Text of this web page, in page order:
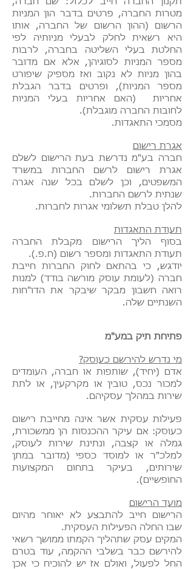
מטרות החברה, פרטים בדבר הון המניות
הרשום (ההון הרשום של החברה, אותו
היא רשאית לחלק לבעלי מניותיה לפי
החלטת בעלי השליטה בחברה, לרבות
מספר המניות לסוגיהן, אלא אם מדובר
בהון מניות לא נקוב ואז מספיק שיפורט
מספר המניות), ופרטים בדבר הגבלת
אחריות (האם אחריות בעלי המניות
לחובות החברה מוגבלת).
מסמכי התאגדות.
אגרת רישום
חברה בע"מ נדרשת בעת הרישום לשלם
אגרת רישום לרשם החברות במשרד
המשפטים, וכן לשלם בכל שנה אגרה
שנתית לרשם החברות.
להלן טבלת תשלומי אגרות לחברות.
תעודת התאגדות
בסוף הליך הרישום מקבלת החברה
תעודת התאגדות ומספר רשום (ח.פ.).
יודגש, כי בהתאם לחוק החברות חייבת
חברה (לעומת עוסק מורשה בודד) למנות
רואה חשבון מבקר שיבקר את הדו"חות
השנתיים שלה.
פתיחת תיק במע"מ
מי נדרש להירשם כעוסק?
אדם (יחיד), שותפות או חברה, העומדים
למכור נכס, טובין או מקרקעין, או לתת
שירות במהלך עסקיהם.
פעילות עסקית אשר אינה מחייבת רישום
כעוסק: אם עיקר ההכנסות הן ממשכורת,
גמלה או קצבה, ונתינת שירות לעוסק,
למלכ"ר או למוסד כספי (מדובר במתן
שירותים, בעיקר בתחום המקצועות
החופשיים). ​
מועד הרישום
​הרישום חייב להתבצע לא יאוחר מהיום
שבו החלה הפעילות העסקית.
המקים עסק שתהליך הקמתו ממושך רשאי
להירשם כבר בשלבי ההקמה, עוד בטרם
החל לפעול, ואולם אז יש להוכיח כי אכן